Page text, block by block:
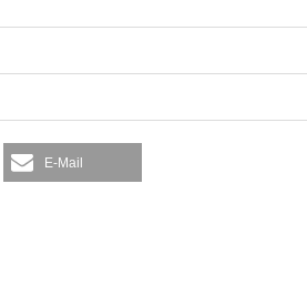
E-Mail